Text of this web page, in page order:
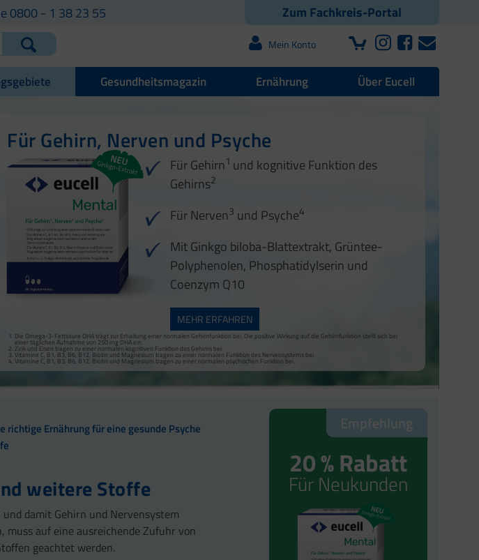
Zum Fachkreis-Portal
0800 - 1 38 23 55
Mein Konto
Gesundheitsmagazin Ernährung Über Eucell
Für Gehirn, Nerven und Psyche
Für Gehirn1 und kognitive Funktion des
Gehirns2
Für Nerven3 und Psyche4
Mit Ginkgo biloba-Blattextrakt, Grüntee-
Polyphenolen, Phosphatidylserin und
Coenzym Q10
MEHR ERFAHREN
Die Omega-3-Fettsäure DHA trägt zur Erhaltung einer normalen Gehirnfunktion bei. Die positive Wirkung auf die Gehirnfunktion stellt sich bei
einer täglichen Aufnahme von 250 mg DHA ein.
Zink und Eisen tragen zu einer normalen kognitiven Funktion des Gehirns bei.
Vitamine C, B1, B3, B6, B12, Biotin und Magnesium tragen zu einer normalen Funktion des Nervensystems bei.
Vitamine C, B1, B3, B6, B12, Biotin und Magnesium tragen zu einer normalen psychischen Funktion bei.
richtige Ernährung für eine gesunde Psyche
weitere Stoffe
damit Gehirn und Nervensystem
auf eine ausreichende Zufuhr von
geachtet werden.
Empfehlung
20 % Rabatt
Für Neukunden